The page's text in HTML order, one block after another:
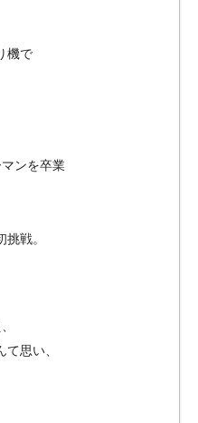
機で
ンを卒業
戦。
思い、